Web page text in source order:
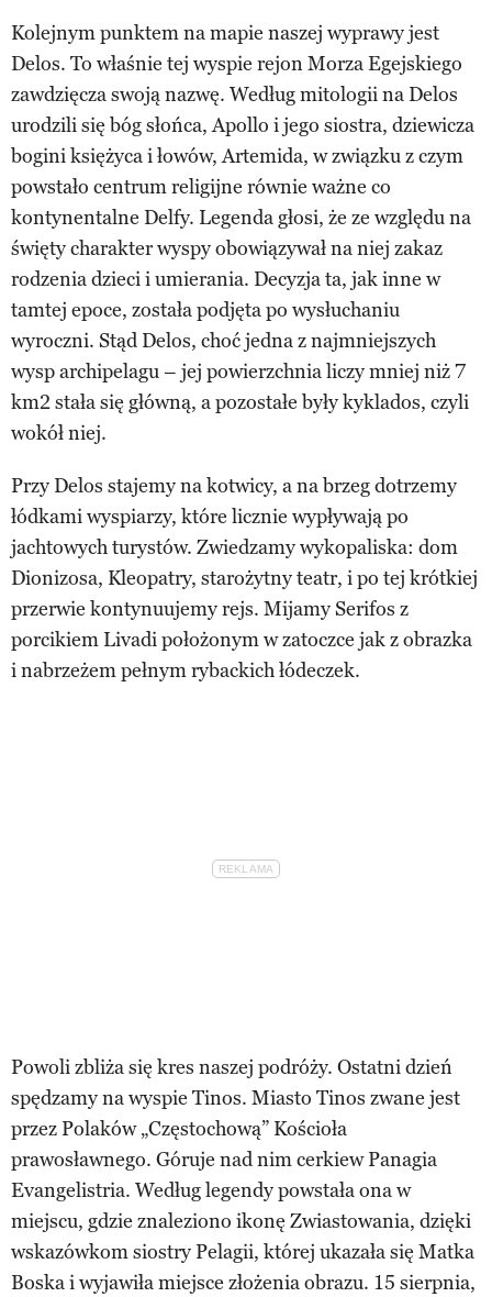
Kolejnym punktem na mapie naszej wyprawy jest
Delos. To właśnie tej wyspie rejon Morza Egejskiego
zawdzięcza swoją nazwę. Według mitologii na Delos
urodzili się bóg słońca, Apollo i jego siostra, dziewicza
bogini księżyca i łowów, Artemida, w związku z czym
powstało centrum religijne równie ważne co
kontynentalne Delfy. Legenda głosi, że ze względu na
święty charakter wyspy obowiązywał na niej zakaz
rodzenia dzieci i umierania. Decyzja ta, jak inne w
tamtej epoce, została podjęta po wysłuchaniu
wyroczni. Stąd Delos, choć jedna z najmniejszych
wysp archipelagu – jej powierzchnia liczy mniej niż 7
km2 stała się główną, a pozostałe były kyklados, czyli
wokół niej.
Przy Delos stajemy na kotwicy, a na brzeg dotrzemy
łódkami wyspiarzy, które licznie wypływają po
jachtowych turystów. Zwiedzamy wykopaliska: dom
Dionizosa, Kleopatry, starożytny teatr, i po tej krótkiej
przerwie kontynuujemy rejs. Mijamy Serifos z
porcikiem Livadi położonym w zatoczce jak z obrazka
i nabrzeżem pełnym rybackich łódeczek.
Powoli zbliża się kres naszej podróży. Ostatni dzień
spędzamy na wyspie Tinos. Miasto Tinos zwane jest
przez Polaków „Częstochową” Kościoła
prawosławnego. Góruje nad nim cerkiew Panagia
Evangelistria. Według legendy powstała ona w
miejscu, gdzie znaleziono ikonę Zwiastowania, dzięki
wskazówkom siostry Pelagii, której ukazała się Matka
Boska i wyjawiła miejsce złożenia obrazu. 15 sierpnia,